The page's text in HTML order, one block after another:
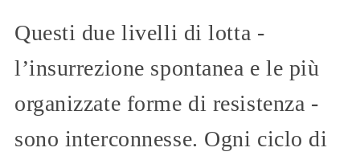
Questi due livelli di lotta -
l’insurrezione spontanea e le più
organizzate forme di resistenza -
sono interconnesse. Ogni ciclo di